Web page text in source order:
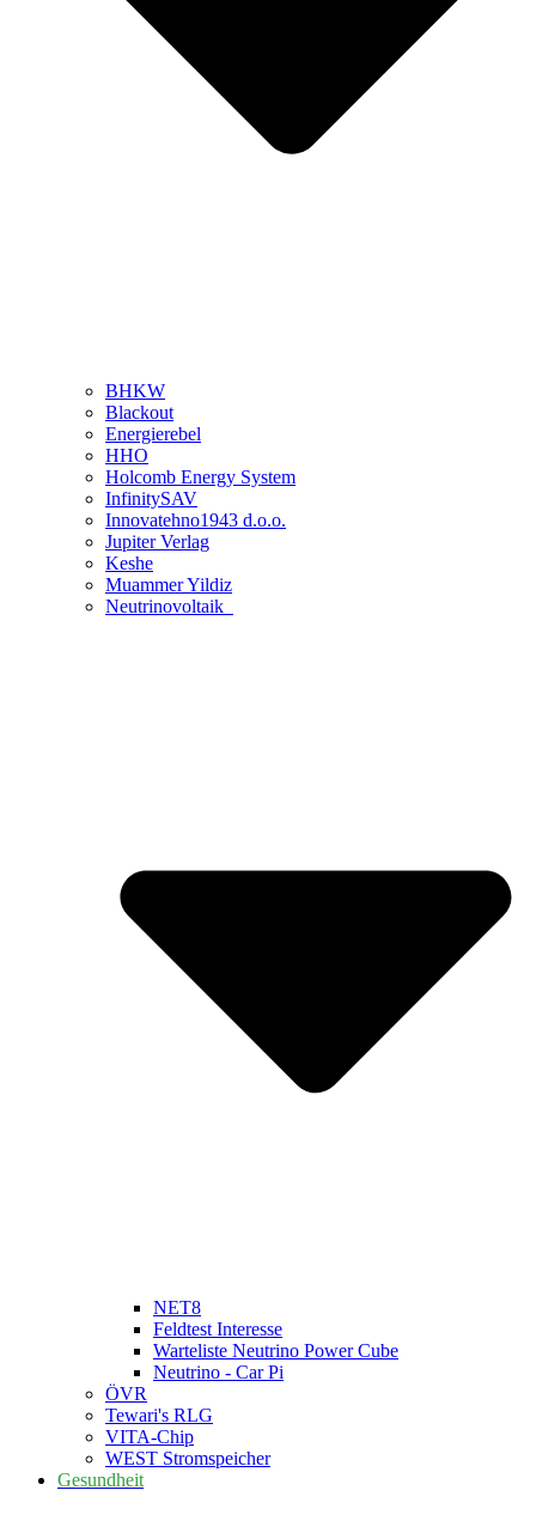
BHKW
Blackout
Energierebel
HHO
Holcomb Energy System
InfinitySAV
Innovatehno1943 d.o.o.
Jupiter Verlag
Keshe
Muammer Yildiz
Neutrinovoltaik
NET8
Feldtest Interesse
Warteliste Neutrino Power Cube
Neutrino - Car Pi
ÖVR
Tewari's RLG
VITA-Chip
WEST Stromspeicher
Gesundheit